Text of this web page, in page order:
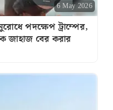
6 May 2026
পদক্ষেপ ট্রাম্পের,
জাহাজ বের করার